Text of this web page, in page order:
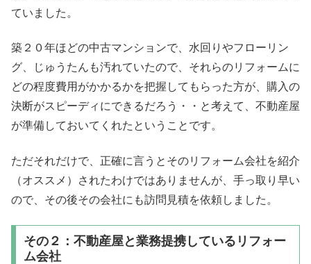
ていました。
築２０年ほどの中古マンションで、水回りやフローリン
グ、じゅうたんも汚れていたので、それらのリフォームに
どの程度費用がかかるかを把握してもらった方が、購入の
決断がスピーディにできるだろう・・と考えて、不動産屋
が準備しておいてくれたということです。
ただそれだけで、正確に言うとそのリフォーム会社を紹介
（オススメ）されたわけではありませんが、手っ取り早い
ので、その後その会社にも訪問見積を依頼しました。
その２：不動産屋と業務提携しているリフォー
ム会社